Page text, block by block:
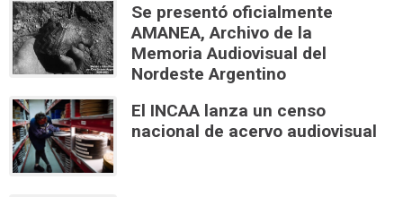
Se presentó oficialmente
AMANEA, Archivo de la
Memoria Audiovisual del
Nordeste Argentino
El INCAA lanza un censo
nacional de acervo audiovisual